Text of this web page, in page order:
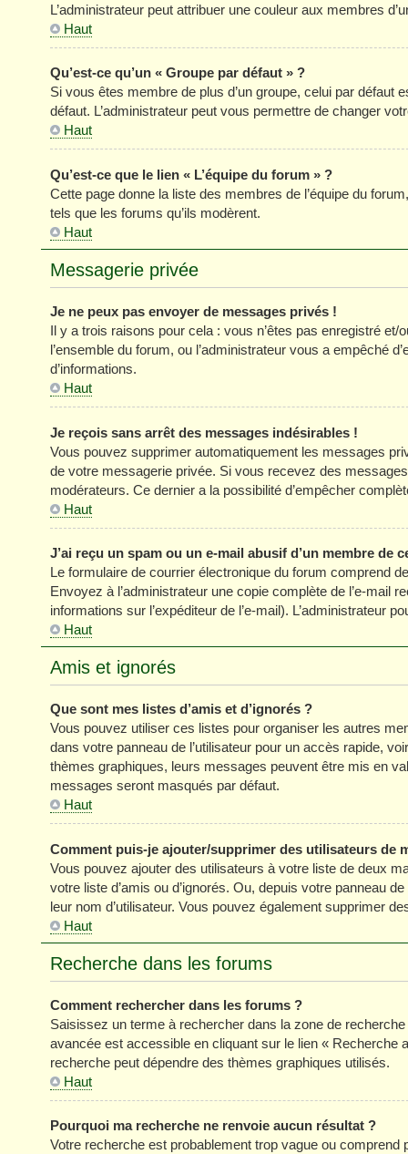
L’administrateur peut attribuer une couleur aux membres
Haut
Qu’est-ce qu’un « Groupe par défaut » ?
Si vous êtes membre de plus d’un groupe, celui par défaut
défaut. L’administrateur peut vous permettre de changer
Haut
Qu’est-ce que le lien « L’équipe du forum » ?
Cette page donne la liste des membres de l’équipe du
tels que les forums qu’ils modèrent.
Haut
Messagerie privée
Je ne peux pas envoyer de messages privés !
Il y a trois raisons pour cela : vous n’êtes pas enregistré
l’ensemble du forum, ou l’administrateur vous a empêché
d’informations.
Haut
Je reçois sans arrêt des messages indésirables !
Vous pouvez supprimer automatiquement les messages
de votre messagerie privée. Si vous recevez des
modérateurs. Ce dernier a la possibilité d’empêcher
Haut
J’ai reçu un spam ou un e-mail abusif d’un membre de
Le formulaire de courrier électronique du forum comprend
Envoyez à l’administrateur une copie complète de l’e-mail
informations sur l’expéditeur de l’e-mail). L’administrateur
Haut
Amis et ignorés
Que sont mes listes d’amis et d’ignorés ?
Vous pouvez utiliser ces listes pour organiser les autres
dans votre panneau de l’utilisateur pour un accès rapide,
thèmes graphiques, leurs messages peuvent être mis en
messages seront masqués par défaut.
Haut
Comment puis-je ajouter/supprimer des utilisateurs de
Vous pouvez ajouter des utilisateurs à votre liste de deux
votre liste d’amis ou d’ignorés. Ou, depuis votre panneau
leur nom d’utilisateur. Vous pouvez également supprimer
Haut
Recherche dans les forums
Comment rechercher dans les forums ?
Saisissez un terme à rechercher dans la zone de
avancée est accessible en cliquant sur le lien « Recherche
recherche peut dépendre des thèmes graphiques utilisés.
Haut
Pourquoi ma recherche ne renvoie aucun résultat ?
Votre recherche est probablement trop vague ou